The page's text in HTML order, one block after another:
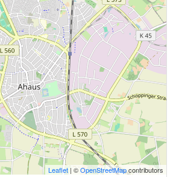
Leaflet | ©OpenStreetMapcontributors